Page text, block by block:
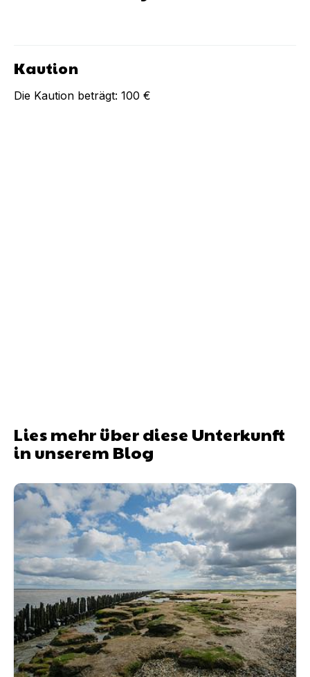
Kaution
Die Kaution beträgt: 100 €
Lies mehr über diese Unterkunft
in unserem Blog
Dogfluencerin Rottiamy: Urlaub mit zwei Hunden direkt